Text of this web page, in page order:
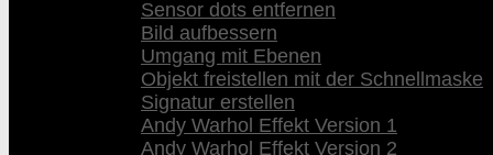
Sensor dots entfernen
Bild aufbessern
Umgang mit Ebenen
Objekt freistellen mit der Schnellmaske
Signatur erstellen
Andy Warhol Effekt Version 1
Andy Warhol Effekt Version 2